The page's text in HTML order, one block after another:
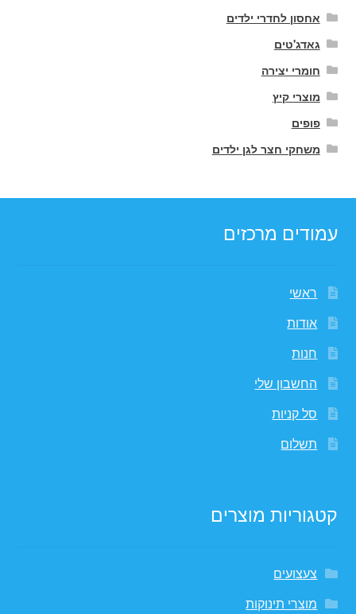
אחסון לחדרי ילדים
גאדג'טים
חומרי יצירה
מוצרי קיץ
פופים
משחקי חצר לגן ילדים
עמודים מרכזים
ראשי
אודות
חנות
החשבון שלי
סל קניות
תשלום
קטגוריות מוצרים
צעצועים
מוצרי תינוקות